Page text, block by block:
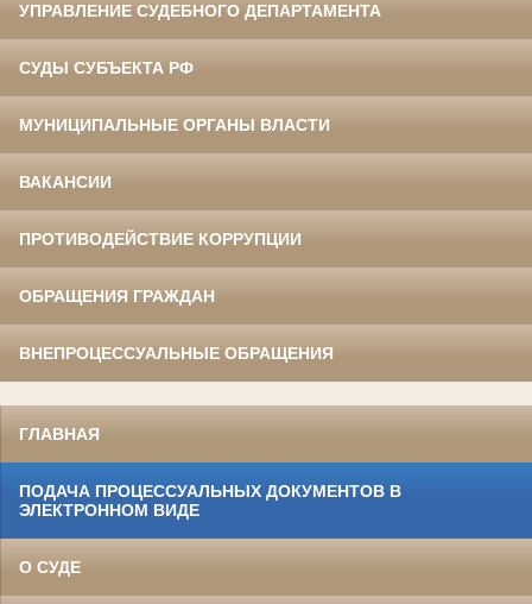
УПРАВЛЕНИЕ СУДЕБНОГО ДЕПАРТАМЕНТА
СУДЫ СУБЪЕКТА РФ
МУНИЦИПАЛЬНЫЕ ОРГАНЫ ВЛАСТИ
ВАКАНСИИ
ПРОТИВОДЕЙСТВИЕ КОРРУПЦИИ
ОБРАЩЕНИЯ ГРАЖДАН
ВНЕПРОЦЕССУАЛЬНЫЕ ОБРАЩЕНИЯ
ГЛАВНАЯ
ПОДАЧА ПРОЦЕССУАЛЬНЫХ ДОКУМЕНТОВ В
ЭЛЕКТРОННОМ ВИДЕ
О СУДЕ